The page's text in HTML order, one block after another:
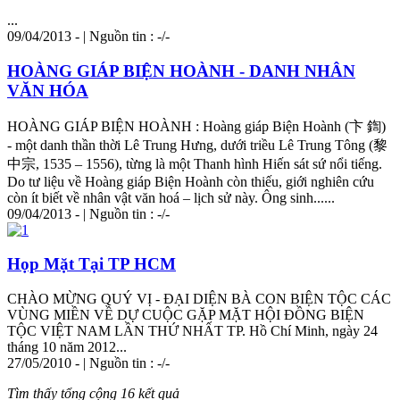
...
09/04/2013 - | Nguồn tin : -/-
HOÀNG GIÁP BIỆN HOÀNH - DANH NHÂN
VĂN HÓA
HOÀNG GIÁP BIỆN HOÀNH : Hoàng giáp Biện Hoành (卞 鍧)
- một danh thần thời Lê Trung Hưng, dưới triều Lê Trung Tông (黎
中宗, 1535 – 1556), từng là một Thanh hình Hiến sát sứ nổi tiếng.
Do tư liệu về Hoàng giáp Biện Hoành còn thiếu, giới nghiên cứu
còn ít biết về nhân vật văn hoá – lịch sử này. Ông sinh......
09/04/2013 - | Nguồn tin : -/-
Họp Mặt Tại TP HCM
CHÀO MỪNG QUÝ VỊ - ĐẠI DIỆN BÀ CON BIỆN TỘC CÁC
VÙNG MIỀN VỀ DỰ CUỘC GẶP MẶT HỘI ĐỒNG BIỆN
TỘC VIỆT NAM LẦN THỨ NHẤT TP. Hồ Chí Minh, ngày 24
tháng 10 năm 2012...
27/05/2010 - | Nguồn tin : -/-
Tìm thấy tổng cộng 16 kết quả